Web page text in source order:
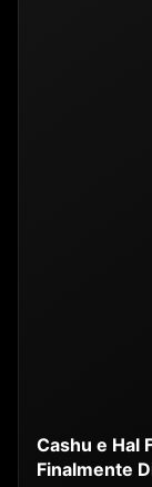
Cashu e Hal
Finalmente